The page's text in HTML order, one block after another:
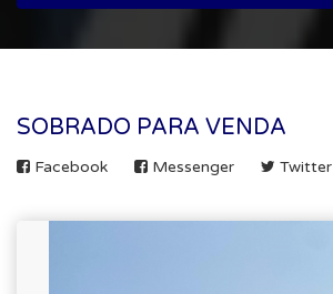
SOBRADO PARA VENDA
Facebook Messenger Twitter